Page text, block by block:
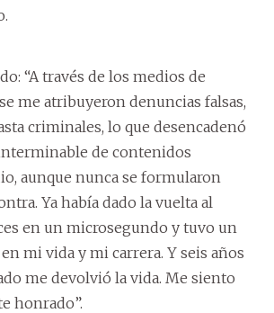
“A través de los medios de
me atribuyeron denuncias falsas,
criminales, lo que desencadenó
de contenidos
aunque nunca se formularon
Ya había dado la vuelta al
en un microsegundo y tuvo un
mi vida y mi carrera. Y seis años
me devolvió la vida. Me siento
honrado”.